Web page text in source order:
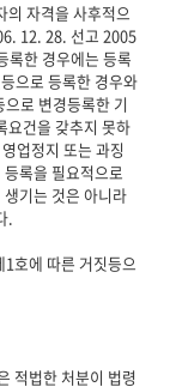
의 자격을 사후적으
12. 28. 선고 2005
록한 경우에는 등록
으로 등록한 경우와
로 변경등록한 기
요건을 갖추지 못하
업정지 또는 과징
록을 필요적으로
기는 것은 아니라
.